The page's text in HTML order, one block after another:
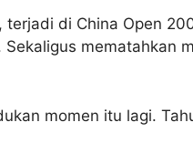
terjadi di China Open
mematahkan
momen itu lagi.